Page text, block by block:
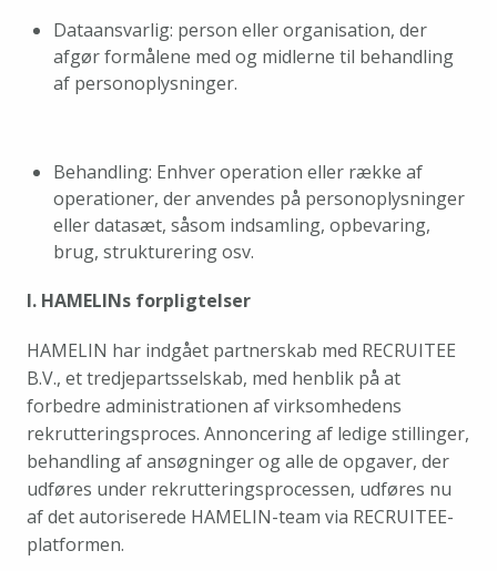
Dataansvarlig: person eller organisation, der
afgør formålene med og midlerne til behandling
af personoplysninger.
Behandling: Enhver operation eller række af
operationer, der anvendes på personoplysninger
eller datasæt, såsom indsamling, opbevaring,
brug, strukturering osv.
I. HAMELINs forpligtelser
HAMELIN har indgået partnerskab med RECRUITEE
B.V., et tredjepartsselskab, med henblik på at
forbedre administrationen af virksomhedens
rekrutteringsproces. Annoncering af ledige stillinger,
behandling af ansøgninger og alle de opgaver, der
udføres under rekrutteringsprocessen, udføres nu
af det autoriserede HAMELIN-team via RECRUITEE-
platformen.